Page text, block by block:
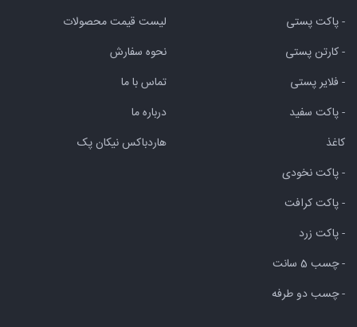
- پاکت پستی
- کارتن پستی
- فلایر پستی
- پاکت سفید
کاغذ
- پاکت نخودی
- پاکت کرافت
- پاکت زرد
- چسب 5 سانت
- چسب دو طرفه
لیست قیمت محصولات
نحوه سفارش
تماس با ما
درباره ما
هاردباکس نیکان پک